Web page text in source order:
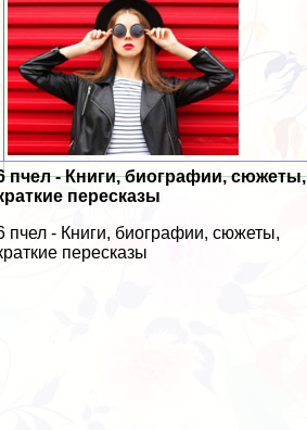
пчел - Книги, биографии, сюжеты,
пересказы
пчел - Книги, биографии, сюжеты,
пересказы